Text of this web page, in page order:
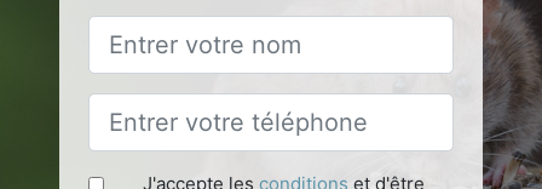
J'accepte les conditions et d'être